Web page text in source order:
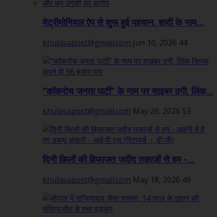
मेट्रीमोनियल ऐप से शुरू हुई पहचान, शादी के नाम...
khulasapost@gmail.com Jun 10, 2026 44
“कॉकरोच जनता पार्टी” के नाम पर साइबर ठगी, लिंक...
khulasapost@gmail.com May 26, 2026 53
दिनी क़िलों की हिफाज़त जदीद तक़ाज़ों से हम -...
khulasapost@gmail.com May 18, 2026 49